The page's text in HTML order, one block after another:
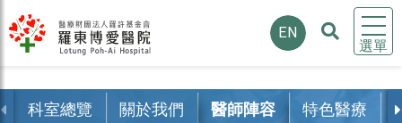
選單
EN
科室總覽 關於我們 醫師陣容 特色醫療